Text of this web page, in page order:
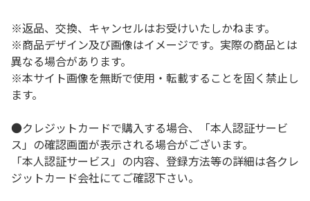
※返品、交換、キャンセルはお受けいたしかねます。
※商品デザイン及び画像はイメージです。実際の商品とは
異なる場合があります。
※本サイト画像を無断で使用・転載することを固く禁止し
ます。
●クレジットカードで購入する場合、「本人認証サービ
ス」の確認画面が表示される場合がございます。
「本人認証サービス」の内容、登録方法等の詳細は各クレ
ジットカード会社にてご確認下さい。